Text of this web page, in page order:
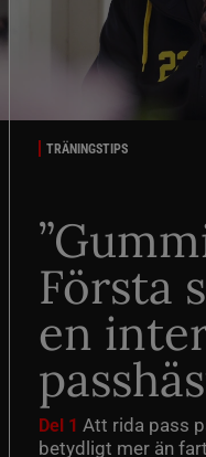
TRÄNINGSTIPS
Första
en
Del 1 Att rida pass
betydligt mer än